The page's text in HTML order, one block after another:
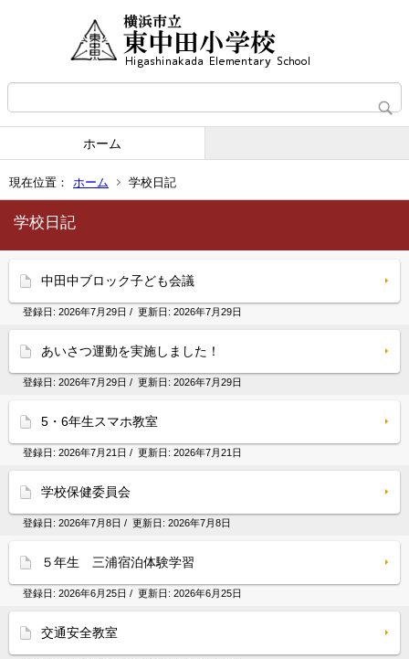
ホーム
現在位置： ホーム 学校日記
学校日記
中田中ブロック子ども会議
登録日: 2026年7月29日 / 更新日: 2026年7月29日
あいさつ運動を実施しました！
登録日: 2026年7月29日 / 更新日: 2026年7月29日
5・6年生スマホ教室
登録日: 2026年7月21日 / 更新日: 2026年7月21日
学校保健委員会
登録日: 2026年7月8日 / 更新日: 2026年7月8日
５年生 三浦宿泊体験学習
登録日: 2026年6月25日 / 更新日: 2026年6月25日
交通安全教室